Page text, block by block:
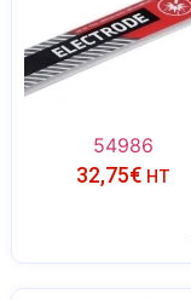
54986
32,75€ HT